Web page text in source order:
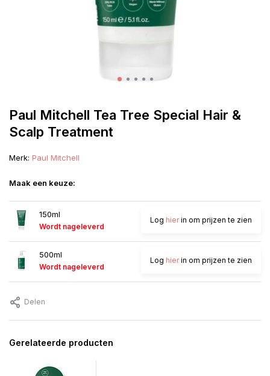
Paul Mitchell Tea Tree Special Hair &
Scalp Treatment
Merk: Paul Mitchell
Maak een keuze:
150ml
Wordt nageleverd
Log hierin om prijzen te zien
500ml
Wordt nageleverd
Log hierin om prijzen te zien
Delen
Gerelateerde producten